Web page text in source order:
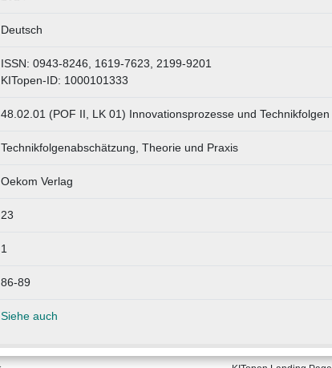
Deutsch
ISSN: 0943-8246, 1619-7623, 2199-9201
KITopen-ID: 1000101333
48.02.01 (POF II, LK 01) Innovationsprozesse und Technikfolgen
Technikfolgenabschätzung, Theorie und Praxis
Oekom Verlag
23
1
86-89
Siehe auch